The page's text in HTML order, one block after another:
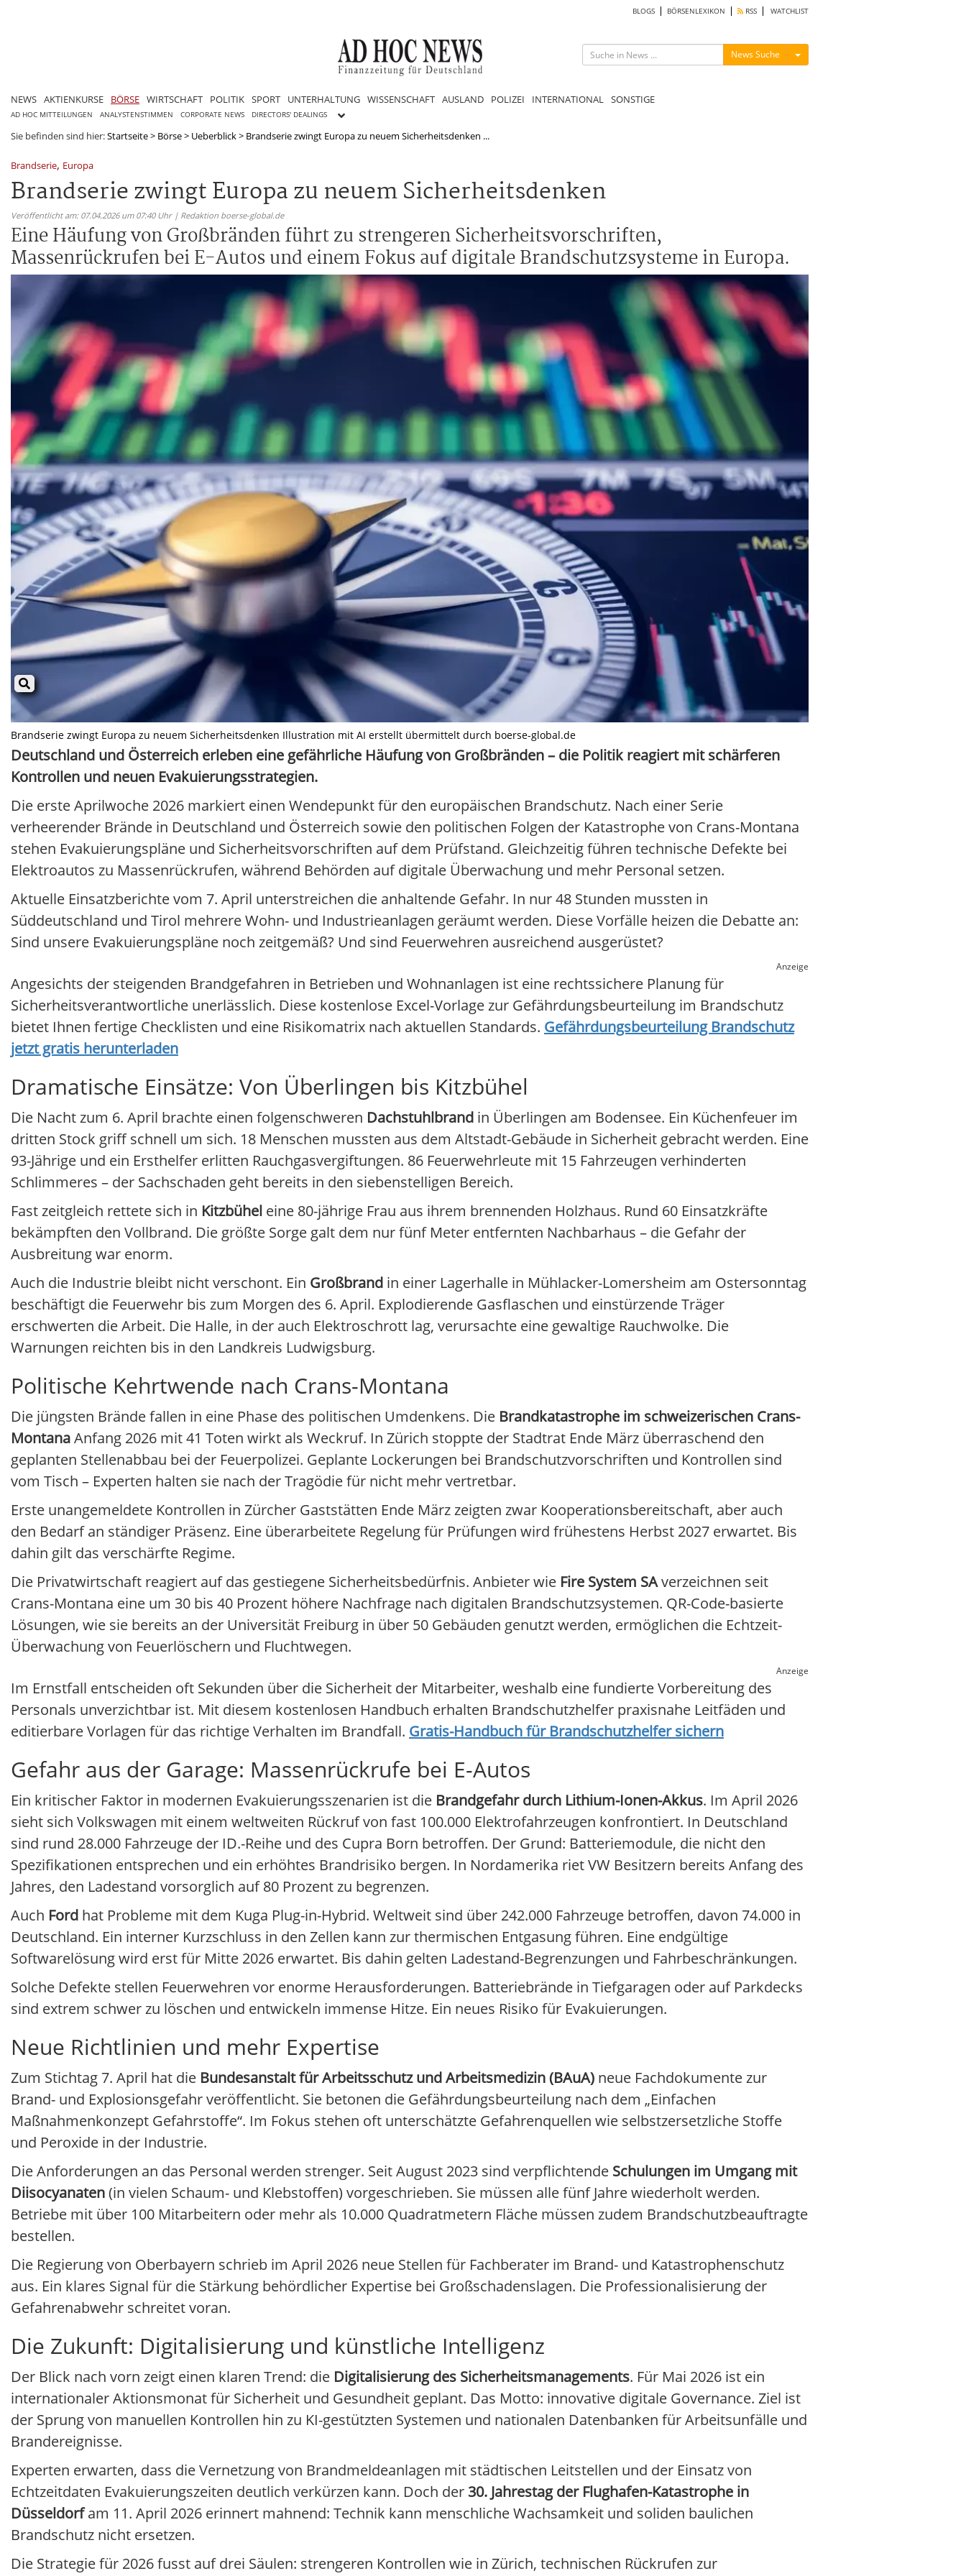
BLOGS BÖRSENLEXIKON RSS WATCHLIST
News Suche Menü ein-/ausblenden
NEWS AKTIENKURSE BÖRSE WIRTSCHAFT POLITIK SPORT UNTERHALTUNG WISSENSCHAFT AUSLAND POLIZEI INTERNATIONAL SONSTIGE
AD HOC MITTEILUNGEN ANALYSTENSTIMMEN CORPORATE NEWS DIRECTORS' DEALINGS
Sie befinden sind hier:Startseite> Börse> Ueberblick> Brandserie zwingt Europa zu neuem Sicherheitsdenken ...
Brandserie, Europa
Brandserie zwingt Europa zu neuem Sicherheitsdenken
Veröffentlicht am: 07.04.2026 um 07:40 Uhr | Redaktion boerse-global.de
Eine Häufung von Großbränden führt zu strengeren Sicherheitsvorschriften,
Massenrückrufen bei E-Autos und einem Fokus auf digitale Brandschutzsysteme in Europa.
Brandserie zwingt Europa zu neuem Sicherheitsdenken Illustration mit AI erstellt übermittelt durch boerse-global.de
Deutschland und Österreich erleben eine gefährliche Häufung von Großbränden – die Politik reagiert mit schärferen
Kontrollen und neuen Evakuierungsstrategien.
Die erste Aprilwoche 2026 markiert einen Wendepunkt für den europäischen Brandschutz. Nach einer Serie
verheerender Brände in Deutschland und Österreich sowie den politischen Folgen der Katastrophe von Crans-Montana
stehen Evakuierungspläne und Sicherheitsvorschriften auf dem Prüfstand. Gleichzeitig führen technische Defekte bei
Elektroautos zu Massenrückrufen, während Behörden auf digitale Überwachung und mehr Personal setzen.
Aktuelle Einsatzberichte vom 7. April unterstreichen die anhaltende Gefahr. In nur 48 Stunden mussten in
Süddeutschland und Tirol mehrere Wohn- und Industrieanlagen geräumt werden. Diese Vorfälle heizen die Debatte an:
Sind unsere Evakuierungspläne noch zeitgemäß? Und sind Feuerwehren ausreichend ausgerüstet?
Anzeige
Angesichts der steigenden Brandgefahren in Betrieben und Wohnanlagen ist eine rechtssichere Planung für
Sicherheitsverantwortliche unerlässlich. Diese kostenlose Excel-Vorlage zur Gefährdungsbeurteilung im Brandschutz
bietet Ihnen fertige Checklisten und eine Risikomatrix nach aktuellen Standards. Gefährdungsbeurteilung Brandschutz
jetzt gratis herunterladen
Dramatische Einsätze: Von Überlingen bis Kitzbühel
Die Nacht zum 6. April brachte einen folgenschweren Dachstuhlbrand in Überlingen am Bodensee. Ein Küchenfeuer im
dritten Stock griff schnell um sich. 18 Menschen mussten aus dem Altstadt-Gebäude in Sicherheit gebracht werden. Eine
93-Jährige und ein Ersthelfer erlitten Rauchgasvergiftungen. 86 Feuerwehrleute mit 15 Fahrzeugen verhinderten
Schlimmeres – der Sachschaden geht bereits in den siebenstelligen Bereich.
Fast zeitgleich rettete sich in Kitzbühel eine 80-jährige Frau aus ihrem brennenden Holzhaus. Rund 60 Einsatzkräfte
bekämpften den Vollbrand. Die größte Sorge galt dem nur fünf Meter entfernten Nachbarhaus – die Gefahr der
Ausbreitung war enorm.
Auch die Industrie bleibt nicht verschont. Ein Großbrand in einer Lagerhalle in Mühlacker-Lomersheim am Ostersonntag
beschäftigt die Feuerwehr bis zum Morgen des 6. April. Explodierende Gasflaschen und einstürzende Träger
erschwerten die Arbeit. Die Halle, in der auch Elektroschrott lag, verursachte eine gewaltige Rauchwolke. Die
Warnungen reichten bis in den Landkreis Ludwigsburg.
Politische Kehrtwende nach Crans-Montana
Die jüngsten Brände fallen in eine Phase des politischen Umdenkens. Die Brandkatastrophe im schweizerischen Crans-
MontanaAnfang 2026 mit 41 Toten wirkt als Weckruf. In Zürich stoppte der Stadtrat Ende März überraschend den
geplanten Stellenabbau bei der Feuerpolizei. Geplante Lockerungen bei Brandschutzvorschriften und Kontrollen sind
vom Tisch – Experten halten sie nach der Tragödie für nicht mehr vertretbar.
Erste unangemeldete Kontrollen in Zürcher Gaststätten Ende März zeigten zwar Kooperationsbereitschaft, aber auch
den Bedarf an ständiger Präsenz. Eine überarbeitete Regelung für Prüfungen wird frühestens Herbst 2027 erwartet. Bis
dahin gilt das verschärfte Regime.
Die Privatwirtschaft reagiert auf das gestiegene Sicherheitsbedürfnis. Anbieter wie Fire System SAverzeichnen seit
Crans-Montana eine um 30 bis 40 Prozent höhere Nachfrage nach digitalen Brandschutzsystemen. QR-Code-basierte
Lösungen, wie sie bereits an der Universität Freiburg in über 50 Gebäuden genutzt werden, ermöglichen die Echtzeit-
Überwachung von Feuerlöschern und Fluchtwegen.
Anzeige
Im Ernstfall entscheiden oft Sekunden über die Sicherheit der Mitarbeiter, weshalb eine fundierte Vorbereitung des
Personals unverzichtbar ist. Mit diesem kostenlosen Handbuch erhalten Brandschutzhelfer praxisnahe Leitfäden und
editierbare Vorlagen für das richtige Verhalten im Brandfall. Gratis-Handbuch für Brandschutzhelfer sichern
Gefahr aus der Garage: Massenrückrufe bei E-Autos
Ein kritischer Faktor in modernen Evakuierungsszenarien ist die Brandgefahr durch Lithium-Ionen-Akkus. Im April 2026
sieht sich Volkswagen mit einem weltweiten Rückruf von fast 100.000 Elektrofahrzeugen konfrontiert. In Deutschland
sind rund 28.000 Fahrzeuge der ID.-Reihe und des Cupra Born betroffen. Der Grund: Batteriemodule, die nicht den
Spezifikationen entsprechen und ein erhöhtes Brandrisiko bergen. In Nordamerika riet VW Besitzern bereits Anfang des
Jahres, den Ladestand vorsorglich auf 80 Prozent zu begrenzen.
Auch Ford hat Probleme mit dem Kuga Plug-in-Hybrid. Weltweit sind über 242.000 Fahrzeuge betroffen, davon 74.000 in
Deutschland. Ein interner Kurzschluss in den Zellen kann zur thermischen Entgasung führen. Eine endgültige
Softwarelösung wird erst für Mitte 2026 erwartet. Bis dahin gelten Ladestand-Begrenzungen und Fahrbeschränkungen.
Solche Defekte stellen Feuerwehren vor enorme Herausforderungen. Batteriebrände in Tiefgaragen oder auf Parkdecks
sind extrem schwer zu löschen und entwickeln immense Hitze. Ein neues Risiko für Evakuierungen.
Neue Richtlinien und mehr Expertise
Zum Stichtag 7. April hat die Bundesanstalt für Arbeitsschutz und Arbeitsmedizin (BAuA) neue Fachdokumente zur
Brand- und Explosionsgefahr veröffentlicht. Sie betonen die Gefährdungsbeurteilung nach dem „Einfachen
Maßnahmenkonzept Gefahrstoffe“. Im Fokus stehen oft unterschätzte Gefahrenquellen wie selbstzersetzliche Stoffe
und Peroxide in der Industrie.
Die Anforderungen an das Personal werden strenger. Seit August 2023 sind verpflichtende Schulungen im Umgang mit
Diisocyanaten(in vielen Schaum- und Klebstoffen) vorgeschrieben. Sie müssen alle fünf Jahre wiederholt werden.
Betriebe mit über 100 Mitarbeitern oder mehr als 10.000 Quadratmetern Fläche müssen zudem Brandschutzbeauftragte
bestellen.
Die Regierung von Oberbayern schrieb im April 2026 neue Stellen für Fachberater im Brand- und Katastrophenschutz
aus. Ein klares Signal für die Stärkung behördlicher Expertise bei Großschadenslagen. Die Professionalisierung der
Gefahrenabwehr schreitet voran.
Die Zukunft: Digitalisierung und künstliche Intelligenz
Der Blick nach vorn zeigt einen klaren Trend: die Digitalisierung des Sicherheitsmanagements. Für Mai 2026 ist ein
internationaler Aktionsmonat für Sicherheit und Gesundheit geplant. Das Motto: innovative digitale Governance. Ziel ist
der Sprung von manuellen Kontrollen hin zu KI-gestützten Systemen und nationalen Datenbanken für Arbeitsunfälle und
Brandereignisse.
Experten erwarten, dass die Vernetzung von Brandmeldeanlagen mit städtischen Leitstellen und der Einsatz von
Echtzeitdaten Evakuierungszeiten deutlich verkürzen kann. Doch der 30. Jahrestag der Flughafen-Katastrophe in
Düsseldorfam 11. April 2026 erinnert mahnend: Technik kann menschliche Wachsamkeit und soliden baulichen
Brandschutz nicht ersetzen.
Die Strategie für 2026 fusst auf drei Säulen: strengeren Kontrollen wie in Zürich, technischen Rückrufen zur